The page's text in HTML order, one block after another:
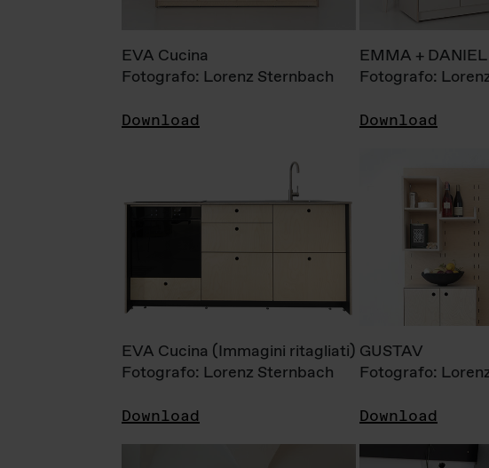
EVA Cucina
Fotografo: Lorenz Sternbach
Download
EMMA + DANIEL
Fotografo:
Download
EVA Cucina (Immagini ritagliati)
Fotografo: Lorenz Sternbach
Download
GUSTAV
Fotografo:
Download